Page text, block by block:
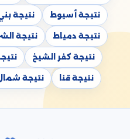
نتيجة أسيوط نتيجة
نتيجة دمياط نتيجة
نتيجة كفر الشيخ
نتيجة قنا نتيجة